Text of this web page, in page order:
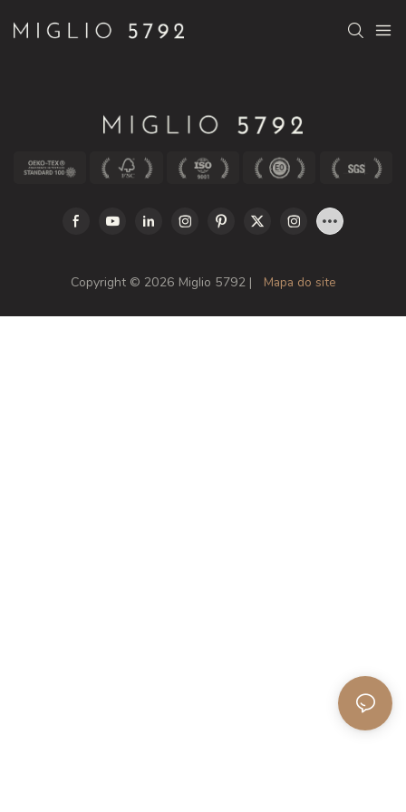
Copyright © 2026 Miglio 5792 | Mapa do site